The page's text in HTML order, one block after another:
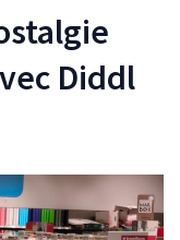
Diddl